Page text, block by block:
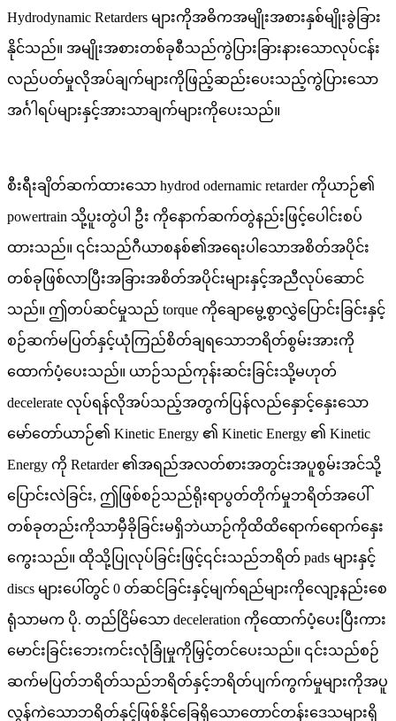
Hydrodynamic Retarders များကိုအဓိကအမျိုးအစားနှစ်မျိုးခွဲခြား
နိုင်သည်။ အမျိုးအစားတစ်ခုစီသည်ကွဲပြားခြားနားသောလုပ်ငန်း
လည်ပတ်မှုလိုအပ်ချက်များကိုဖြည့်ဆည်းပေးသည့်ကွဲပြားသော
အင်္ဂါရပ်များနှင့်အားသာချက်များကိုပေးသည်။
စီးရီးချိတ်ဆက်ထားသော hydrod odernamic retarder ကိုယာဉ်၏
powertrain သို့ပူးတွဲပါ ဦး ကိုနောက်ဆက်တွဲနည်းဖြင့်ပေါင်းစပ်
ထားသည်။ ၎င်းသည်ဂီယာစနစ်၏အရေးပါသောအစိတ်အပိုင်း
တစ်ခုဖြစ်လာပြီးအခြားအစိတ်အပိုင်းများနှင့်အညီလုပ်ဆောင်
သည်။ ဤတပ်ဆင်မှုသည် torque ကိုချောမွေ့စွာလွှဲပြောင်းခြင်းနှင့်
စဉ်ဆက်မပြတ်နှင့်ယုံကြည်စိတ်ချရသောဘရိတ်စွမ်းအားကို
ထောက်ပံ့ပေးသည်။ ယာဉ်သည်ကုန်းဆင်းခြင်းသို့မဟုတ်
decelerate လုပ်ရန်လိုအပ်သည့်အတွက်ပြန်လည်နှောင့်နှေးသော
မော်တော်ယာဉ်၏ Kinetic Energy ၏ Kinetic Energy ၏ Kinetic
Energy ကို Retarder ၏အရည်အလတ်စားအတွင်းအပူစွမ်းအင်သို့
ပြောင်းလဲခြင်း, ဤဖြစ်စဉ်သည်ရိုးရာပွတ်တိုက်မှုဘရိတ်အပေါ်
တစ်ခုတည်းကိုသာမှီခိုခြင်းမရှိဘဲယာဉ်ကိုထိထိရောက်ရောက်နှေး
ကွေးသည်။ ထိုသို့ပြုလုပ်ခြင်းဖြင့်၎င်းသည်ဘရိတ် pads များနှင့်
discs များပေါ်တွင် 0 တ်ဆင်ခြင်းနှင့်မျက်ရည်များကိုလျော့နည်းစေ
ရုံသာမက ပို. တည်ငြိမ်သော deceleration ကိုထောက်ပံ့ပေးပြီးကား
မောင်းခြင်းဘေးကင်းလုံခြုံမှုကိုမြှင့်တင်ပေးသည်။ ၎င်းသည်စဉ်
ဆက်မပြတ်ဘရိတ်သည်ဘရိတ်နှင့်ဘရိတ်ပျက်ကွက်မှုများကိုအပူ
လွန်ကဲသောဘရိတ်နှင့်ဖြစ်နိုင်ခြေရှိသောတောင်တန်းဒေသများရှိ